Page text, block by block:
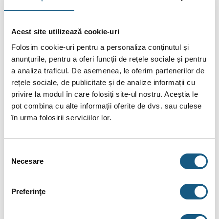
Acest site utilizează cookie-uri
Folosim cookie-uri pentru a personaliza conținutul și
anunțurile, pentru a oferi funcții de rețele sociale și pentru
a analiza traficul. De asemenea, le oferim partenerilor de
rețele sociale, de publicitate și de analize informații cu
privire la modul în care folosiți site-ul nostru. Aceștia le
pot combina cu alte informații oferite de dvs. sau culese
în urma folosirii serviciilor lor.
consimțământului
Necesare
Preferinţe
Radiator otel Vogel&Noot
22x600x2000mm
Radiatoarele panou Vogel&Noot sunt produse de marca de
inalta calitate a caror eficienta este certificata conform EN 442
1/2″ IG si posibilitatea folosirii atat in sistem bitubular, cat si in